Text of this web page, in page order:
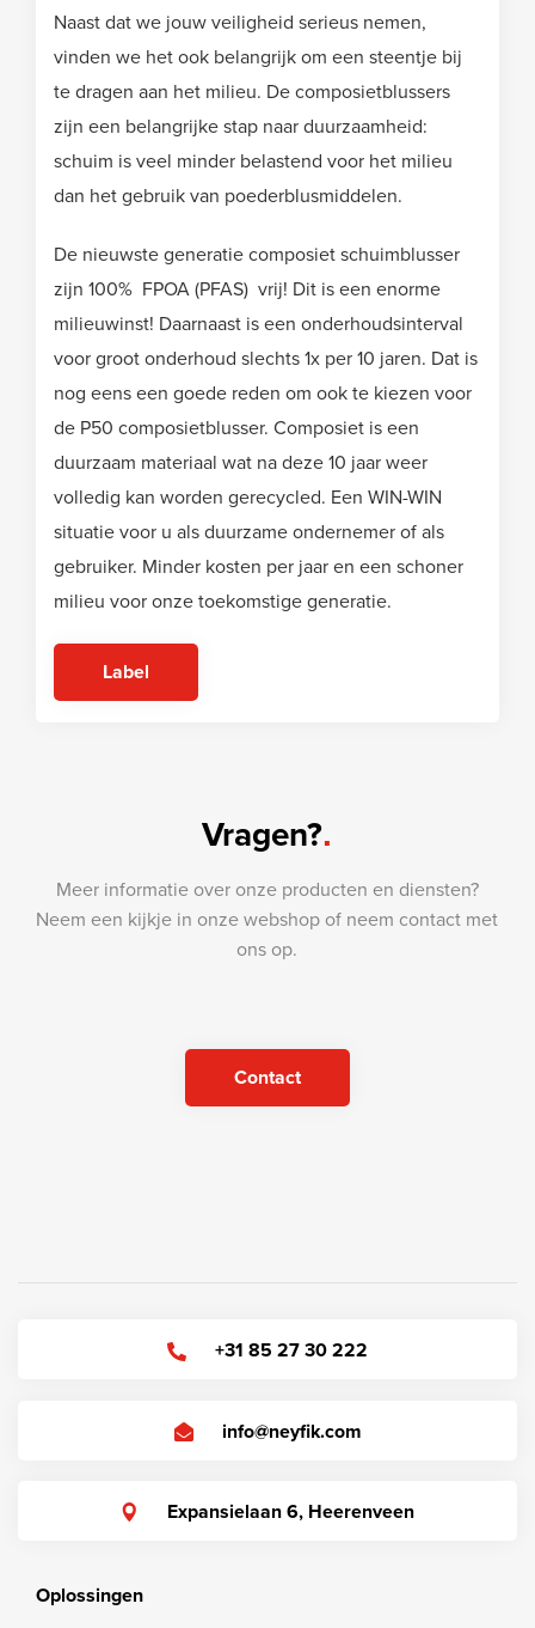
Naast dat we jouw veiligheid serieus nemen,
vinden we het ook belangrijk om een steentje bij
te dragen aan het milieu. De composietblussers
zijn een belangrijke stap naar duurzaamheid:
schuim is veel minder belastend voor het milieu
dan het gebruik van poederblusmiddelen.
De nieuwste generatie composiet schuimblusser
zijn 100% FPOA (PFAS) vrij! Dit is een enorme
milieuwinst! Daarnaast is een onderhoudsinterval
voor groot onderhoud slechts 1x per 10 jaren. Dat is
nog eens een goede reden om ook te kiezen voor
de P50 composietblusser. Composiet is een
duurzaam materiaal wat na deze 10 jaar weer
volledig kan worden gerecycled. Een WIN-WIN
situatie voor u als duurzame ondernemer of als
gebruiker. Minder kosten per jaar en een schoner
milieu voor onze toekomstige generatie.
Label
Vragen?
Meer informatie over onze producten en diensten?
Neem een kijkje in onze webshop of neem contact met
ons op.
Contact
+31 85 27 30 222
info@neyfik.com
Expansielaan 6, Heerenveen
Oplossingen